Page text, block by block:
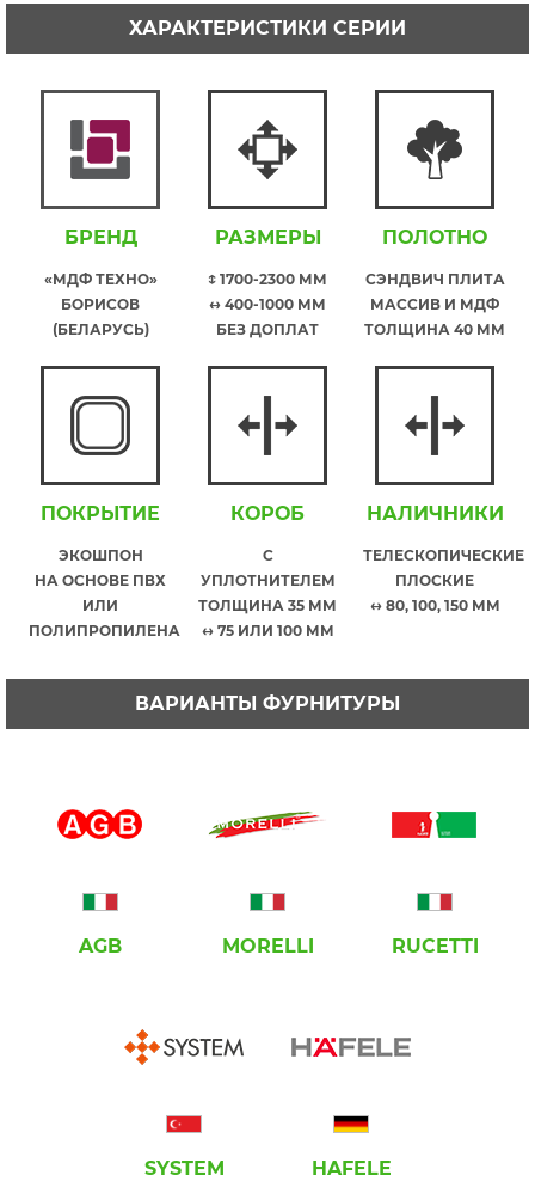
ХАРАКТЕРИСТИКИ СЕРИИ
БРЕНД
«МДФ ТЕХНО»
БОРИСОВ
(БЕЛАРУСЬ)
РАЗМЕРЫ
↕ 1700-2300 ММ
↔ 400-1000 ММ
БЕЗ ДОПЛАТ
ПОЛОТНО
СЭНДВИЧ ПЛИТА
МАССИВ И МДФ
ТОЛЩИНА 40 ММ
ПОКРЫТИЕ
ЭКОШПОН
НА ОСНОВЕ ПВХ
ИЛИ
ПОЛИПРОПИЛЕНА
КОРОБ
С
УПЛОТНИТЕЛЕМ
ТОЛЩИНА 35 ММ
↔ 75 ИЛИ 100 ММ
НАЛИЧНИКИ
ТЕЛЕСКОПИЧЕСКИЕ
ПЛОСКИЕ
↔ 80, 100, 150 ММ
ВАРИАНТЫ ФУРНИТУРЫ
AGB MORELLI RUCETTI
SYSTEM HAFELE